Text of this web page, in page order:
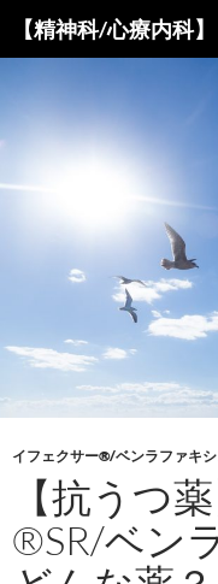
ス
イフェクサー®/ベンラファキ
【抗うつ
®SR/ベン